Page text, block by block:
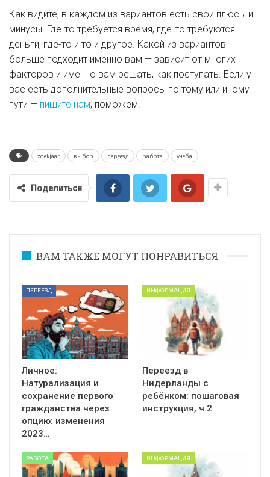
Как видите, в каждом из вариантов есть свои плюсы и
минусы. Где-то требуется время, где-то требуются
деньги, где-то и то и другое. Какой из вариантов
больше подходит именно вам — зависит от многих
факторов и именно вам решать, как поступать. Если у
вас есть дополнительные вопросы по тому или иному
пути — пишите нам, поможем!
zoekjaar выбор переезд работа учеба
Поделиться
ВАМ ТАКЖЕ МОГУТ ПОНРАВИТЬСЯ
ПЕРЕЕЗД
Личное:
Натурализация и
сохранение первого
гражданства через
опцию: изменения
2023…
ИНФОРМАЦИЯ
Переезд в
Нидерланды с
ребёнком: пошаговая
инструкция, ч.2
РАБОТА ИНФОРМАЦИЯ